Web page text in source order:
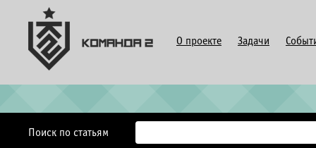
О проекте Задачи
Поиск по статьям